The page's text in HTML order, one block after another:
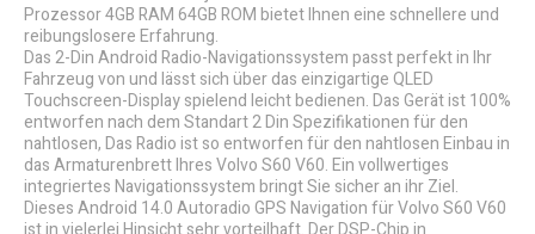
Prozessor 4GB RAM 64GB ROM bietet Ihnen eine schnellere und
reibungslosere Erfahrung.
Das 2-Din Android Radio-Navigationssystem passt perfekt in Ihr
Fahrzeug von und lässt sich über das einzigartige QLED
Touchscreen-Display spielend leicht bedienen. Das Gerät ist 100%
entworfen nach dem Standart 2 Din Spezifikationen für den
nahtlosen, Das Radio ist so entworfen für den nahtlosen Einbau in
das Armaturenbrett Ihres Volvo S60 V60. Ein vollwertiges
integriertes Navigationssystem bringt Sie sicher an ihr Ziel.
Dieses Android 14.0 Autoradio GPS Navigation für Volvo S60 V60